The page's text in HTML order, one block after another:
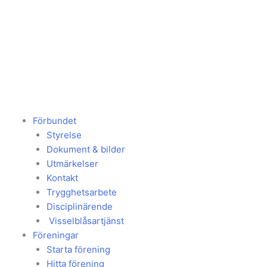
Förbundet
Styrelse
Dokument & bilder
Utmärkelser
Kontakt
Trygghetsarbete
Disciplinärende
Visselblåsartjänst
Föreningar
Starta förening
Hitta förening